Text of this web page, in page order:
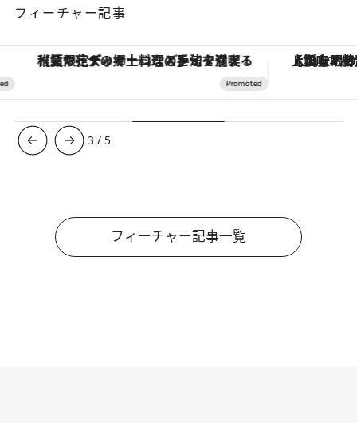
フィーチャー記事
【夏限定ディナーコース】旬を迎える稚鮎や花ズッキーニなどをイタリア・トスカーナの郷土料理の手法で満喫！ 【銀座で出合う最旬美容】美髪ケアや上質
3 / 5
フィーチャー記事一覧